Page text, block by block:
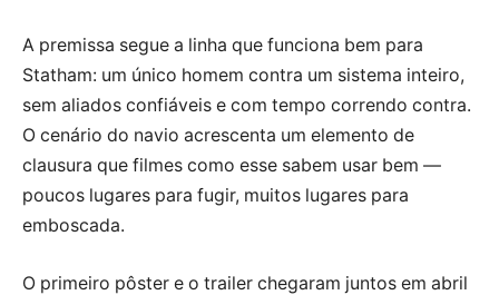
A premissa segue a linha que funciona bem para
Statham: um único homem contra um sistema inteiro,
sem aliados confiáveis e com tempo correndo contra.
O cenário do navio acrescenta um elemento de
clausura que filmes como esse sabem usar bem —
poucos lugares para fugir, muitos lugares para
emboscada.
O primeiro pôster e o trailer chegaram juntos em abril